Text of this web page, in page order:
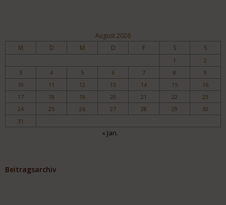
August 2026
M D M D F S S
1
2
3
4 5 6 7 8
9
10
11 12 13 14 15
16
17
18 19 20 21 22
23
24
25 26 27 28 29
30
31
« Jan.
Beitragsarchiv